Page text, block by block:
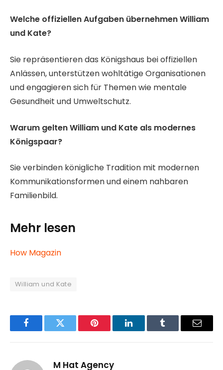
Welche offiziellen Aufgaben übernehmen William
und Kate?
Sie repräsentieren das Königshaus bei offiziellen
Anlässen, unterstützen wohltätige Organisationen
und engagieren sich für Themen wie mentale
Gesundheit und Umweltschutz.
Warum gelten William und Kate als modernes
Königspaar?
Sie verbinden königliche Tradition mit modernen
Kommunikationsformen und einem nahbaren
Familienbild.
Mehr lesen
How Magazin
William und Kate
FacebookTwitter Pinterest LinkedInTumblr Email
M Hat Agency